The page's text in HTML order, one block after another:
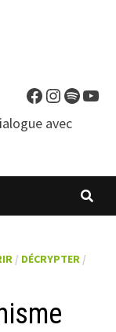
Facebook
avec
/ DÉCRYPTER /